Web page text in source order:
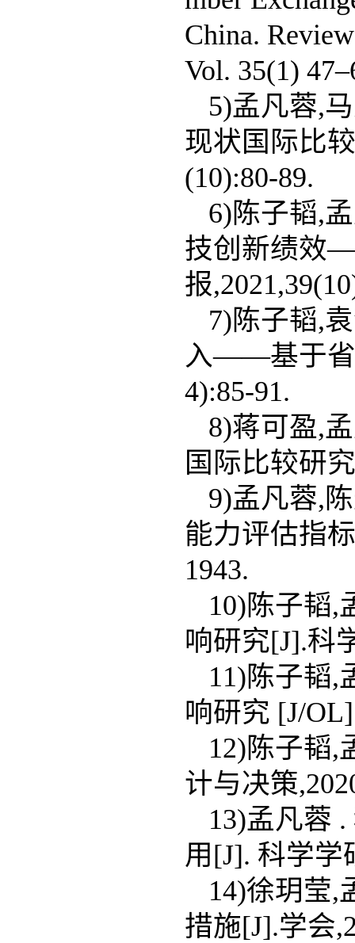
China.
Vol. 35(1)
5)孟凡蓉,
现状国际比
(10):80-89.
6)陈子韬,
技创新绩效
报
7)陈子韬,
入——基于省
4):85-91.
8)蒋可盈,
国际比较研
9)孟凡蓉,
能力评估指
1943.
10)陈子韬,
响研究[J].科
11)陈子韬,
响研究 [J/
12)陈子韬,
计与决策
13)孟凡蓉
用[J]. 科学学
14)徐玥莹,
措施[J].学会